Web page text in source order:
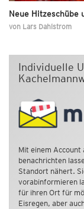
Neue Hitzeschübe
von Lars Dahlstrom
Individuelle
Mit einem Account
benachrichten
Standort nähert.
vorabinformieren
für ihren Ort für
Eisregen, aber